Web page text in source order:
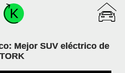
Mejor SUV eléctrico de